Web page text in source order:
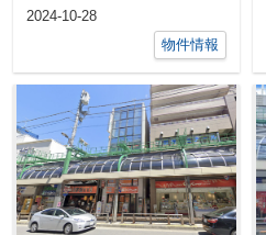
1010』〜「北千住」駅西口から
2024-10-28
物件情報